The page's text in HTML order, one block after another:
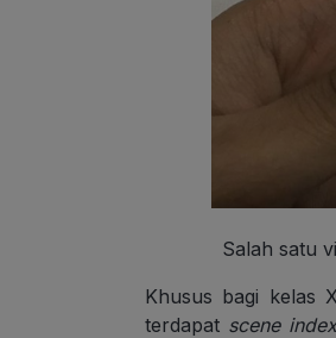
Salah satu
Khusus bagi kelas
terdapat scene index